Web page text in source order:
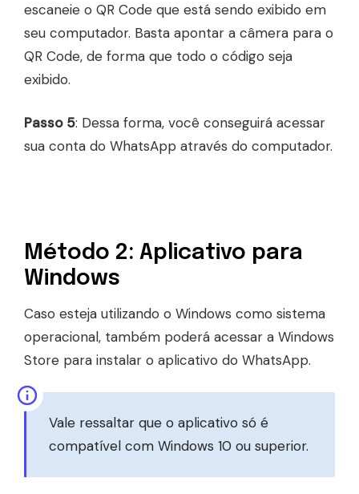
escaneie o QR Code que está sendo exibido em
seu computador. Basta apontar a câmera para o
QR Code, de forma que todo o código seja
exibido.
Passo 5: Dessa forma, você conseguirá acessar
sua conta do WhatsApp através do computador.
Método 2: Aplicativo para
Windows
Caso esteja utilizando o Windows como sistema
operacional, também poderá acessar a Windows
Store para instalar o aplicativo do WhatsApp.
Vale ressaltar que o aplicativo só é
compatível com Windows 10 ou superior.